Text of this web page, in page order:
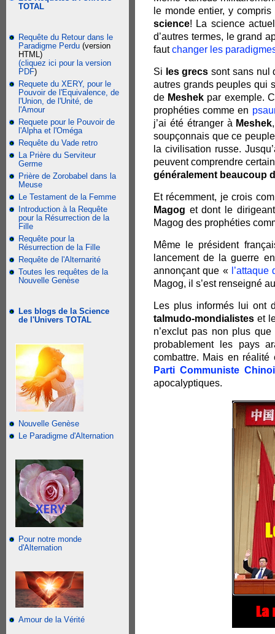
TOTAL
Requête du Retour dans le
Paradigme Perdu (version
HTML)
(cliquez ici pour la version
PDF)
Requete du XERY, pour le
Pouvoir de l'Equivalence, de
l'Union, de l'Unité, de
l'Amour
Requete pour le Pouvoir de
l'Alpha et l'Oméga
Requête du Vade retro
La Prière du Serviteur
Germe
Prière de Zorobabel dans la
Meuse
Le Testament de la Femme
Introduction à la Requête
pour la Résurrection de la
Fille
Requête pour la
Résurrection de la Fille
Requête de l'Alternarité
Toutes les requêtes de la
Nouvelle Genèse
Les blogs de la Science
de l'Univers TOTAL
Nouvelle Genèse
Le Paradigme d'Alternation
Pour notre monde
d'Alternation
Amour de la Vérité
le monde entier, y
science! La science
d’autres termes, le grand
fautchanger les
Si les grecs sont sans nul
autres grands peuples qui
de Meshek par exemple.
prophéties comme en
j’ai été étranger à Meshek
soupçonnais que ce
la civilisation russe.
peuvent comprendre
généralement beaucoup
Et récemment, je crois
Magog et dont le
Magog des prophéties
Même le président
lancement de la guerre
annonçant que «
Magog, il s’est renseigné
Les plus informés lui ont
talmudo-mondialistes et
n’exclut pas non plus
probablement les pays
combattre. Mais en
Parti Communiste
apocalyptiques.